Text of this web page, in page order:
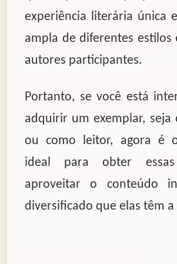
experiência literária única
ampla de diferentes estilos
autores participantes.
Portanto, se você está
adquirir um exemplar, seja
ou como leitor, agora é
ideal para obter
aproveitar o conteúdo
diversificado que elas têm a